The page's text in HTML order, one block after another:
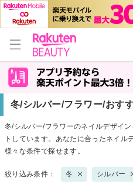
冬/シルバー/フラワー/おす
冬/シルバー/フラワーのネイルデザイ
トしています。あなたに合ったネイル
様々な条件で探せます。
絞り込み条件： 冬 シルバー